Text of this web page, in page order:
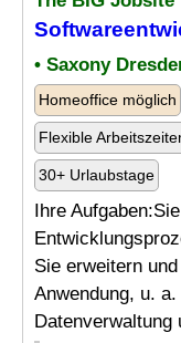
• Saxony
Homeoffice möglich
Flexible
30+ Urlaubstage
Ihre
Sie erweitern
Anwendung, u.